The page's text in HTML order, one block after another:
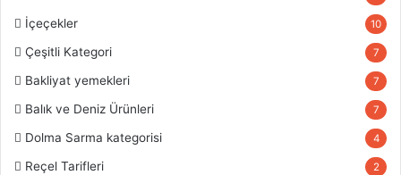
İçeçekler 10
Çeşitli Kategori 7
Bakliyat yemekleri 7
Balık ve Deniz Ürünleri 7
Dolma Sarma kategorisi 4
Reçel Tarifleri 2